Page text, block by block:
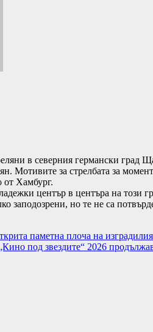
в северния германски град
Мотивите за стрелбата за
от Хамбург.
център в центъра на този
заподозрени, но те не са
паметна плоча на
под звездите“ 2026